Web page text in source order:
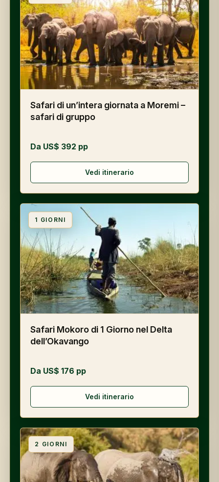
Safari di un’intera giornata a Moremi –
safari di gruppo
Da US$ 392 pp
Vedi itinerario
1 GIORNI
Safari Mokoro di 1 Giorno nel Delta
dell’Okavango
Da US$ 176 pp
Vedi itinerario
2 GIORNI